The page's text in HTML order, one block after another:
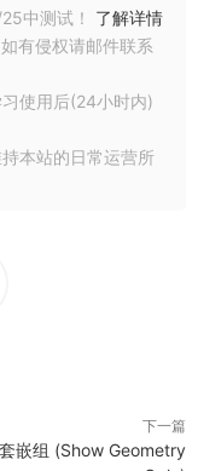
中测试！ 了解详情
有侵权请邮件联系
使用后(24小时内)
本站的日常运营所
下一篇
嵌组 (Show Geometry